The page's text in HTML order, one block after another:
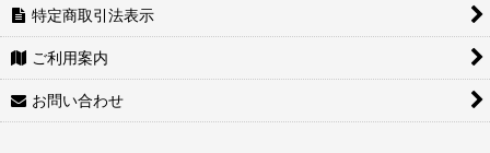
特定商取引法表示
ご利用案内
お問い合わせ